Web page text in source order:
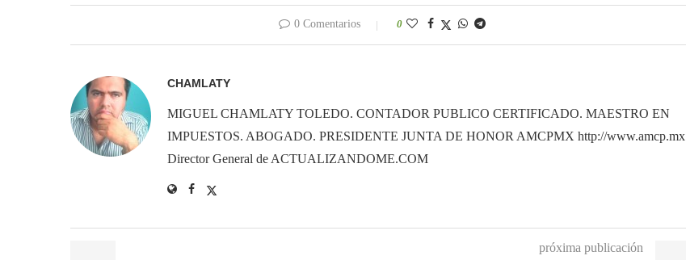
0 Comentarios 0
CHAMLATY
MIGUEL CHAMLATY TOLEDO. CONTADOR PUBLICO CERTIFICADO. MAESTRO EN
IMPUESTOS. ABOGADO. PRESIDENTE JUNTA DE HONOR AMCPMX http://www.amcp.mx
Director General de ACTUALIZANDOME.COM
próxima publicación